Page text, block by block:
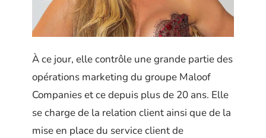
À ce jour, elle contrôle une grande partie des
opérations marketing du groupe Maloof
Companies et ce depuis plus de 20 ans. Elle
se charge de la relation client ainsi que de la
mise en place du service client de